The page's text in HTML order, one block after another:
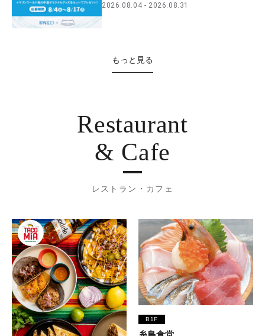
2026.08.04 2026.08.31
もっと見る
Restaurant
& Cafe
レストラン・カフェ
B1F